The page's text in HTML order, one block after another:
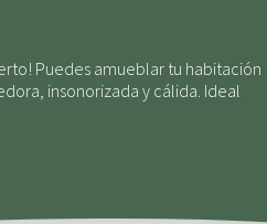
Puedes amueblar tu habitación
insonorizada y cálida. Ideal